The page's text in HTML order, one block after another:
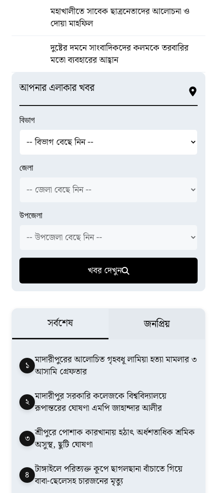
মহাখালীতে সাবেক ছাত্রনেতাদের আলোচনা ও
দোয়া মাহফিল
দুষ্টের দমনে সাংবাদিকদের কলমকে তরবারির
মতো ব্যবহারের আহ্বান
আপনার এলাকার খবর
বিভাগ
জেলা
উপজেলা
খবর দেখুন
সর্বশেষ জনপ্রিয়
১ মাদারীপুরের আলোচিত গৃহবধূ লামিয়া হত্যা মামলার ৩
আসামি গ্রেফতার
২ মাদারীপুর সরকারি কলেজকে বিশ্ববিদ্যালয়ে
রূপান্তরের ঘোষণা এমপি জাহান্দার আলীর
৩ শ্রীপুরে পোশাক কারখানায় হঠাৎ অর্ধশতাধিক শ্রমিক
অসুস্থ, ছুটি ঘোষণা
৪ টাঙ্গাইলে পরিত্যক্ত কূপে ছাগলছানা বাঁচাতে গিয়ে
বাবা-ছেলেসহ চারজনের মৃত্যু